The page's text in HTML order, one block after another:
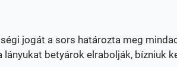
jogát a sors határozta meg
lányukat betyárok elrabolják, bízniuk